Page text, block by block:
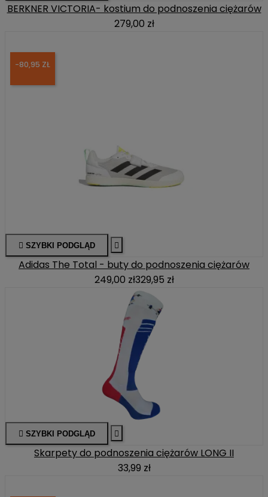
BERKNER VICTORIA- kostium do podnoszenia ciężarów
279,00 zł
-80,95 ZŁ
 SZYBKI PODGLĄD 
Adidas The Total - buty do podnoszenia ciężarów
249,00 zł329,95 zł
 SZYBKI PODGLĄD 
Skarpety do podnoszenia ciężarów LONG II
33,99 zł